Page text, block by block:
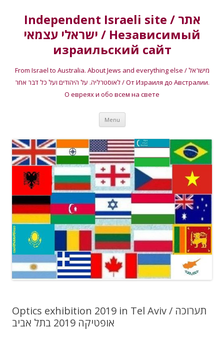
Independent Israeli site / אתר
ישראלי עצמאי / Независимый
израильский сайт
From Israel to Australia. About Jews and everything else / מישראל
לאוסטרליה. על היהודים ועל כל דבר אחר / От Израиля до Австралии.
О евреях и обо всем на свете
Menu Skip
content
Optics exhibition 2019 in Tel Aviv / תערוכה
אופטיקה 2019 בתל אביב